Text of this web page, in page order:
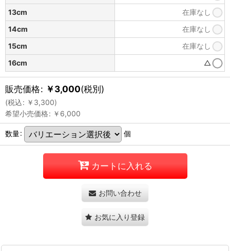
13cm
在庫なし
14cm
在庫なし
15cm
在庫なし
16cm
△
販売価格: ￥3,000(税別)
(税込: ￥ 3,300)
希望小売価格: ￥ 6,000
数量: 個
カートに入れる
お問い合わせ
お気に入り登録